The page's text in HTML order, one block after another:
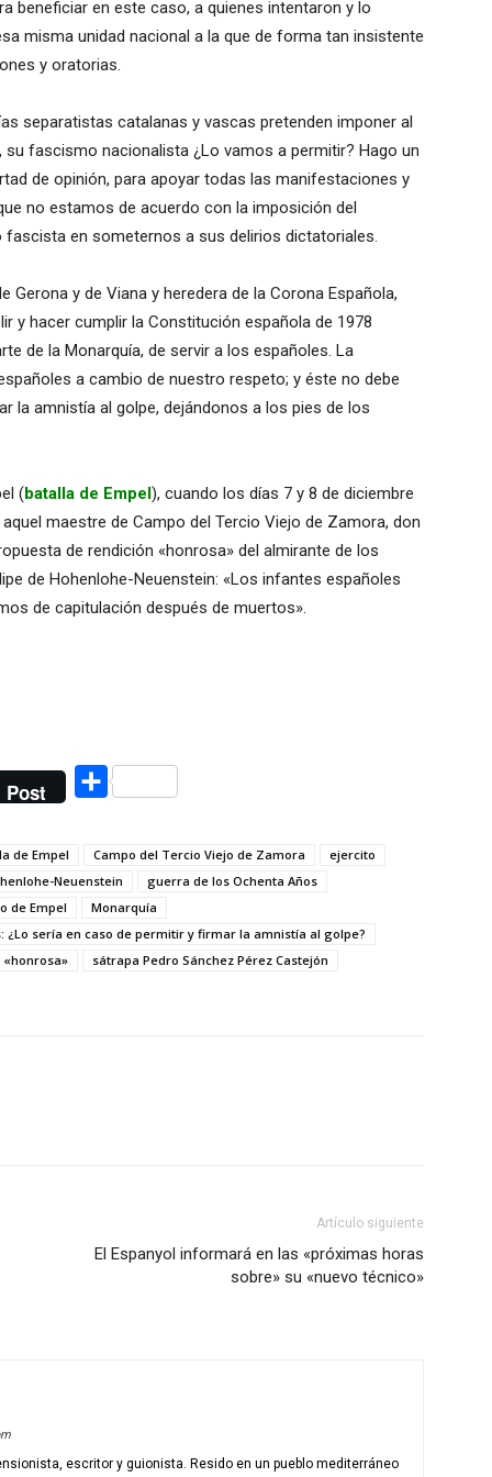
beneficiar en este caso, a quienes intentaron y lo
misma unidad nacional a la que de forma tan insistente
y oratorias.
separatistas catalanas y vascas pretenden imponer al
fascismo nacionalista ¿Lo vamos a permitir? Hago un
de opinión, para apoyar todas las manifestaciones y
no estamos de acuerdo con la imposición del
en someternos a sus delirios dictatoriales.
y de Viana y heredera de la Corona Española,
y hacer cumplir la Constitución española de 1978
de la Monarquía, de servir a los españoles. La
a cambio de nuestro respeto; y éste no debe
la amnistía al golpe, dejándonos a los pies de los
(batalla de Empel), cuando los días 7 y 8 de diciembre
maestre de Campo del Tercio Viejo de Zamora, don
de rendición «honrosa» del almirante de los
de Hohenlohe-Neuenstein: «Los infantes españoles
de capitulación después de muertos».
Post Compartir
de Empel Campo del Tercio Viejo de Zamora
ejercito
Neuenstein
guerra de los Ochenta Años
de Empel
Monarquía
sería en caso de permitir y firmar la amnistía al golpe?
sátrapa Pedro Sánchez Pérez Castejón
Artículo siguiente
El Espanyol informará en las «próximas horas
sobre» su «nuevo técnico»
escritor y guionista. Resido en un pueblo mediterráneo